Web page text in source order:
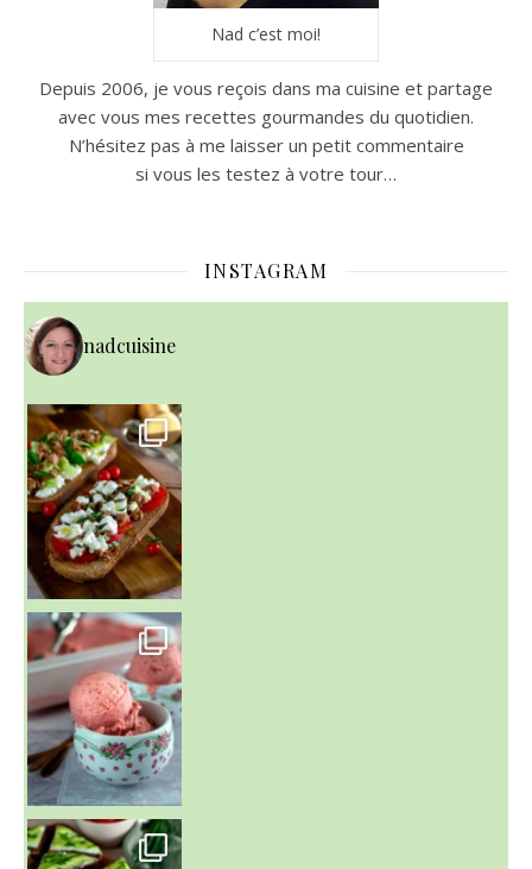
Nad c’est moi!
Depuis 2006, je vous reçois dans ma cuisine et partage
avec vous mes recettes gourmandes du quotidien.
N’hésitez pas à me laisser un petit commentaire
si vous les testez à votre tour…
INSTAGRAM
nadcuisine
~ NICE CREAM À LA FRAISE ~
Presque un mois que